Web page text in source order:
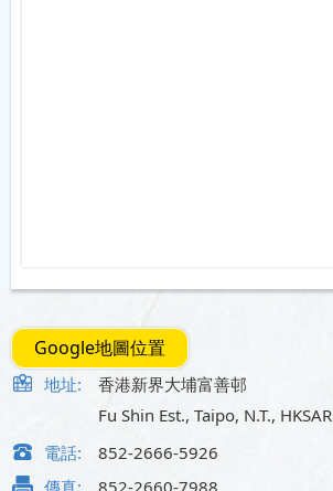
Google地圖位置
地址:
香港新界大埔富善邨
Fu Shin Est., Taipo, N.T., HKSAR
電話:
852-2666-5926
傳真:
852-2660-7988